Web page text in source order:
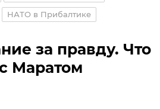
НАТО в Прибалтике
за правду. Что
Маратом